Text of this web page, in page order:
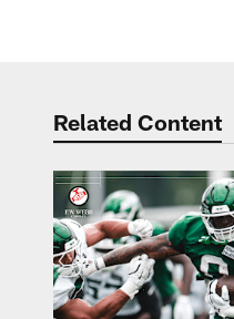
Related Content